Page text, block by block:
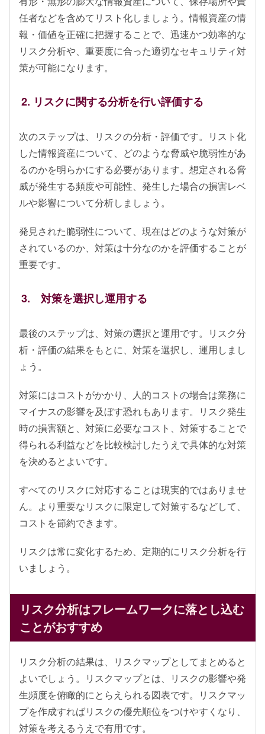
任者などを含めてリスト化しましょう。情報資産の情
報・価値を正確に把握することで、迅速かつ効率的な
リスク分析や、重要度に合った適切なセキュリティ対
策が可能になります。
2. リスクに関する分析を行い評価する
次のステップは、リスクの分析・評価です。リスト化
した情報資産について、どのような脅威や脆弱性があ
るのかを明らかにする必要があります。想定される脅
威が発生する頻度や可能性、発生した場合の損害レベ
ルや影響について分析しましょう。
発見された脆弱性について、現在はどのような対策が
されているのか、対策は十分なのかを評価することが
重要です。
3. 対策を選択し運用する
最後のステップは、対策の選択と運用です。リスク分
析・評価の結果をもとに、対策を選択し、運用しまし
ょう。
対策にはコストがかかり、人的コストの場合は業務に
マイナスの影響を及ぼす恐れもあります。リスク発生
時の損害額と、対策に必要なコスト、対策することで
得られる利益などを比較検討したうえで具体的な対策
を決めるとよいです。
すべてのリスクに対応することは現実的ではありませ
ん。より重要なリスクに限定して対策するなどして、
コストを節約できます。
リスクは常に変化するため、定期的にリスク分析を行
いましょう。
リスク分析はフレームワークに落とし込む
ことがおすすめ
リスク分析の結果は、リスクマップとしてまとめると
よいでしょう。リスクマップとは、リスクの影響や発
生頻度を俯瞰的にとらえられる図表です。リスクマッ
プを作成すればリスクの優先順位をつけやすくなり、
対策を考えるうえで有用です。